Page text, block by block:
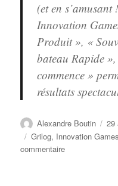
(et en s’amusant
Innovation
Produit », «
bateau Rapide
commence »
résultats
Auteur
Alexandre Boutin
le
29
Étiquettes
Grilog, Innovation Games
commentairesur